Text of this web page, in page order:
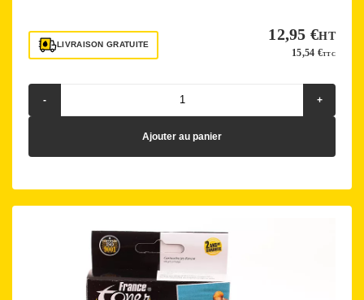
LIVRAISON GRATUITE
12,95 €HT
15,54 €TTC
- +
Ajouter au panier